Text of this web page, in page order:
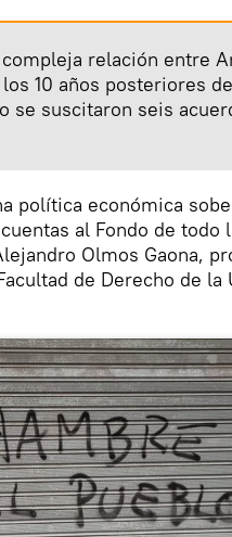
relación entre
10 años posteriores
se suscitaron seis
política económica
al Fondo de todo
Olmos Gaona,
de Derecho de la